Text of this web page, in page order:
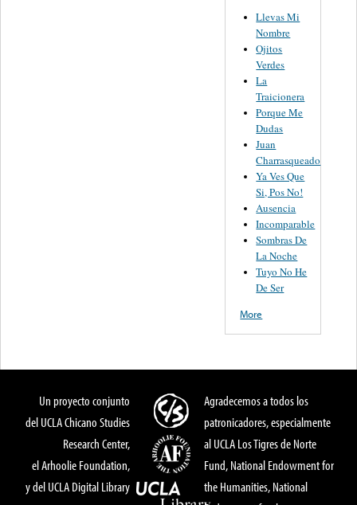
Llevas Mi
Nombre
Ojitos
Verdes
La
Traicionera
Porque Me
Dudas
Juan
Charrasqueado
Ya Ves Que
Si, Pos No!
Ausencia
Incomparable
Sombras De
La Noche
Tuyo No He
De Ser
More
Un proyecto conjunto
del UCLA Chicano Studies
Research Center,
el Arhoolie Foundation,
y del UCLA Digital Library
Agradecemos a todos los
patronicadores, especialmente
al UCLA Los Tigres de Norte
Fund, National Endowment for
the Humanities, National